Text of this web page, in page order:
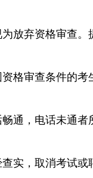
放弃资格审查。
格审查条件的
通，电话未通者
实，取消考试或